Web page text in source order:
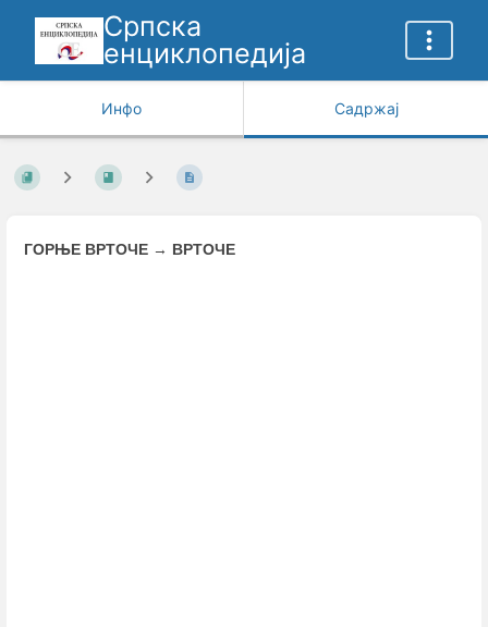
Српска
енциклопедија
Инфо Садржај
ГОРЊЕ ВРТОЧЕ → ВРТОЧЕ